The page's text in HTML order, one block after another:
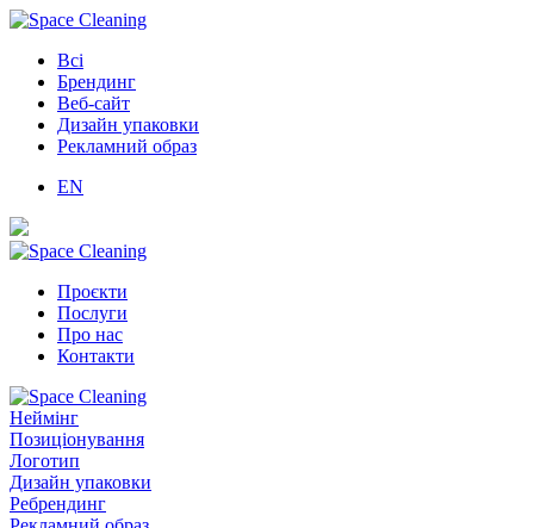
Всі
Брендинг
Веб-сайт
Дизайн упаковки
Рекламний образ
EN
Проєкти
Послуги
Про нас
Контакти
Неймінг
Позиціонування
Логотип
Дизайн упаковки
Ребрендинг